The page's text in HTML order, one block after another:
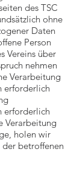
des TSC
ohne
Daten
Person
Vereins über
nehmen
Verarbeitung
erforderlich
erforderlich
Verarbeitung
holen wir
betroffenen